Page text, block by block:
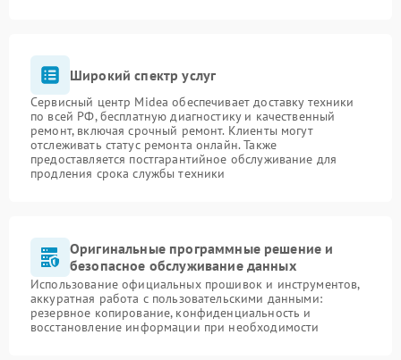
Широкий спектр услуг
Сервисный центр Midea обеспечивает доставку техники
по всей РФ, бесплатную диагностику и качественный
ремонт, включая срочный ремонт. Клиенты могут
отслеживать статус ремонта онлайн. Также
предоставляется постгарантийное обслуживание для
продления срока службы техники
Оригинальные программные решение и
безопасное обслуживание данных
Использование официальных прошивок и инструментов,
аккуратная работа с пользовательскими данными:
резервное копирование, конфиденциальность и
восстановление информации при необходимости